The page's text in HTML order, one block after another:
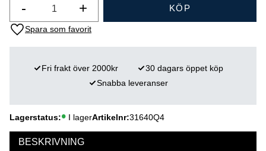
+
- KÖP
Lägg till i favoriter
Lagerstatus I lagerArtikelnr 31640Q4
Fri frakt över 2000kr
30 dagars öppet köp
Snabba leveranser
BESKRIVNING